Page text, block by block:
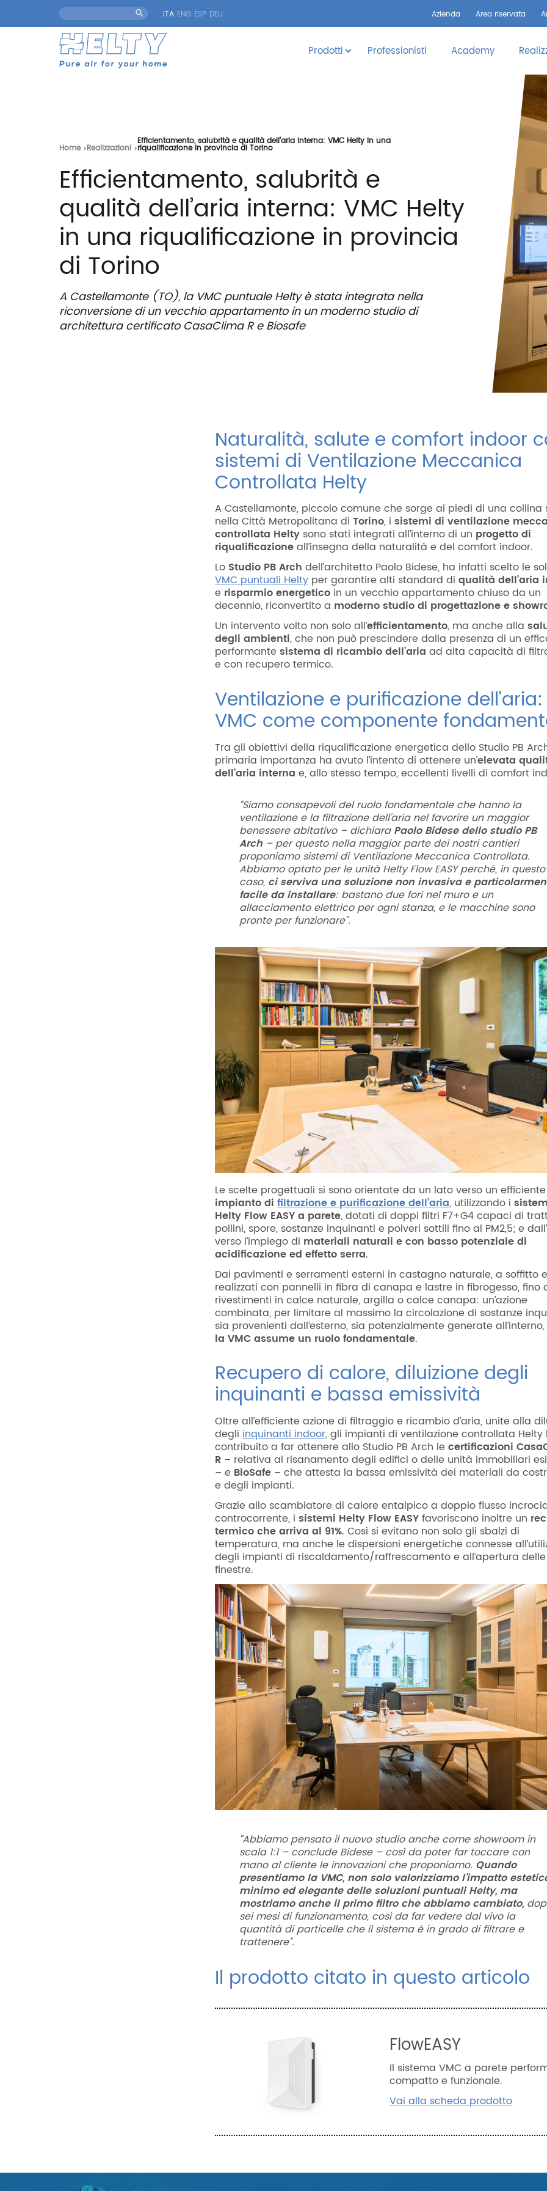
ITA ENG ESP DEU Azienda Area riservata
Prodotti Professionisti Academy
Home Realizzazioni
Efficientamento, salubrità e qualità dell’aria interna: VMC Helty in una
riqualificazione in provincia di Torino
Efficientamento, salubrità e
qualità dell’aria interna: VMC Helty
in una riqualificazione in provincia
di Torino
A Castellamonte (TO), la VMC puntuale Helty è stata integrata nella
riconversione di un vecchio appartamento in un moderno studio di
architettura certificato CasaClima R e Biosafe
Naturalità, salute e comfort indoor
sistemi di Ventilazione Meccanica
Controllata Helty
A Castellamonte, piccolo comune che sorge ai piedi di una collina
nella Città Metropolitana di Torino, i sistemi di ventilazione
controllata Helty sono stati integrati all’interno di un progetto di
riqualificazioneall’insegna della naturalità e del comfort indoor.
Lo Studio PB Arch dell’architetto Paolo Bidese, ha infatti scelto le
VMC puntuali Helty per garantire alti standard di qualità dell’aria
e risparmio energetico in un vecchio appartamento chiuso da un
decennio, riconvertito a moderno studio di progettazione e
Un intervento volto non solo all’efficientamento, ma anche alla
degli ambienti, che non può prescindere dalla presenza di un
performantesistema di ricambio dell’aria ad alta capacità di
e con recupero termico.
Ventilazione e purificazione
VMC come componente
Tra gli obiettivi della riqualificazione energetica dello Studio PB
primaria importanza ha avuto l’intento di ottenere un’elevata
dell’aria interna e, allo stesso tempo, eccellenti livelli di comfort
“Siamo consapevoli del ruolo fondamentale che hanno la
ventilazione e la filtrazione dell’aria nel favorire un maggior
benessere abitativo– dichiaraPaolo Bidese dello studio PB
Arch –per questo nella maggior parte dei nostri cantieri
proponiamo sistemi di Ventilazione Meccanica Controllata.
Abbiamo optato per le unità Helty Flow EASY perché, in questo
caso, ci serviva una soluzione non invasiva e
facile da installare: bastano due fori nel muro e un
allacciamento elettrico per ogni stanza, e le macchine sono
pronte per funzionare”.
Le scelte progettuali si sono orientate da un lato verso un efficiente
impianto di filtrazione e purificazione dell’aria, utilizzando i
Helty Flow EASY a parete, dotati di doppi filtri F7+G4 capaci di
pollini, spore, sostanze inquinanti e polveri sottili fino al PM2,5; e
verso l’impiego di materiali naturali e con basso potenziale di
acidificazione ed effetto serra.
Dai pavimenti e serramenti esterni in castagno naturale, a soffitto
realizzati con pannelli in fibra di canapa e lastre in fibrogesso, fino
rivestimenti in calce naturale, argilla o calce canapa: un’azione
combinata, per limitare al massimo la circolazione di sostanze
sia provenienti dall’esterno, sia potenzialmente generate
la VMC assume un ruolo fondamentale.
Recupero di calore, diluizione degli
inquinanti e bassa emissività
Oltre all’efficiente azione di filtraggio e ricambio d’aria, unite alla
degli inquinanti indoor, gli impianti di ventilazione controllata Helty
contribuito a far ottenere allo Studio PB Arch lecertificazioni
R – relativa al risanamento degli edifici o delle unità immobiliari
– e BioSafe – che attesta la bassa emissività dei materiali da
e degli impianti.
Grazie allo scambiatore di calore entalpico a doppio flusso
controcorrente, i sistemi Helty Flow EASYfavoriscono inoltre un
termico che arriva al 91%. Così si evitano non solo gli sbalzi di
temperatura, ma anche le dispersioni energetiche connesse
degli impianti di riscaldamento/raffrescamento e all’apertura delle
finestre.
“Abbiamo pensato il nuovo studio anche come showroom in
scala 1:1 – conclude Bidese –così da poter far toccare con
mano al cliente le innovazioni che proponiamo. Quando
presentiamo la VMC, non solo valorizziamo l’impatto
minimo ed elegante delle soluzioni puntuali Helty, ma
mostriamo anche il primo filtro che abbiamo cambiato,
sei mesi di funzionamento, così da far vedere dal vivo la
quantità di particelle che il sistema è in grado di filtrare e
trattenere”.
Il prodotto citato in questo articolo
FlowEASY
Il sistema VMC a parete
compatto e funzionale.
Vai alla scheda prodotto